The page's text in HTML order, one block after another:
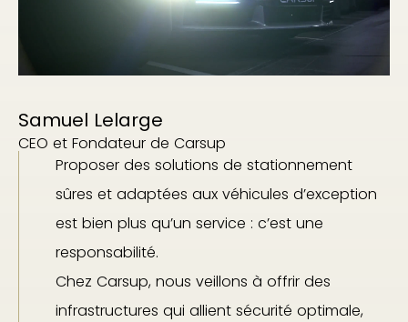
Samuel Lelarge
CEO et Fondateur de Carsup
Proposer des solutions de stationnement
sûres et adaptées aux véhicules d’exception
est bien plus qu’un service : c’est une
responsabilité.
Chez Carsup, nous veillons à offrir des
infrastructures qui allient sécurité optimale,